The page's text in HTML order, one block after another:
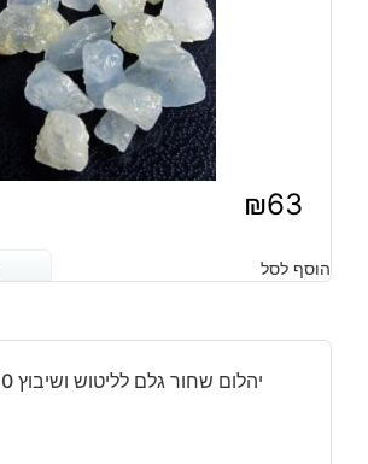
₪63
הוסף לסל
יהלום שחור גלם לליטוש ושיבוץ 0.20 קרט